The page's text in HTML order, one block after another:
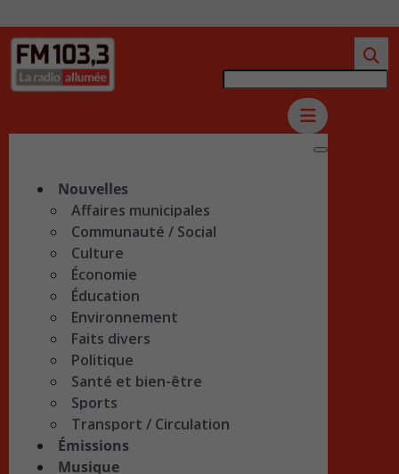
Nouvelles
Affaires municipales
Communauté / Social
Culture
Économie
Éducation
Environnement
Faits divers
Politique
Santé et bien-être
Sports
Transport / Circulation
Émissions
Musique